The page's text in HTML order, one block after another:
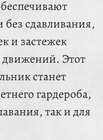
сдавливания,
и застежек
движений. Этот
станет
гардероба,
так и для